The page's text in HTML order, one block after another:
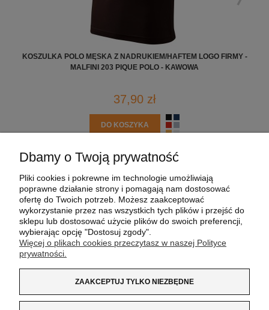
KOSZULKA POLO MĘSKA Z NADRUKIEM/HAFTEM LOGO FIRMY -
MALFINI 203 PIQUE POLO - KAWOWA
37,90 zł
DO KOSZYKA
MOJE KONTO
PŁATNOŚCI I DOSTAWA
O NAS
Dbamy o Twoją prywatność
Pliki cookies i pokrewne im technologie umożliwiają
poprawne działanie strony i pomagają nam dostosować
ofertę do Twoich potrzeb. Możesz zaakceptować
wykorzystanie przez nas wszystkich tych plików i przejść do
sklepu lub dostosować użycie plików do swoich preferencji,
wybierając opcję "Dostosuj zgody".
Więcej o plikach cookies przeczytasz w naszej Polityce
prywatności.
ZAAKCEPTUJ TYLKO NIEZBĘDNE